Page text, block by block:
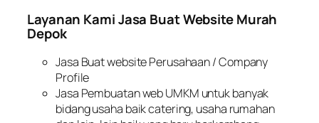
Layanan Kami Jasa Buat Website Murah
Depok
Jasa Buat website Perusahaan /Company
Profile
Jasa Pembuatan web UMKM untuk banyak
bidang usaha baik catering, usaha rumahan